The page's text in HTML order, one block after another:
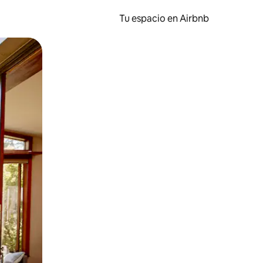
Tu espacio en Airbnb
tocando y deslizando la pantalla.